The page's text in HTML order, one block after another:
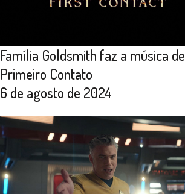
Família Goldsmith faz a música de
Primeiro Contato
6 de agosto de 2024